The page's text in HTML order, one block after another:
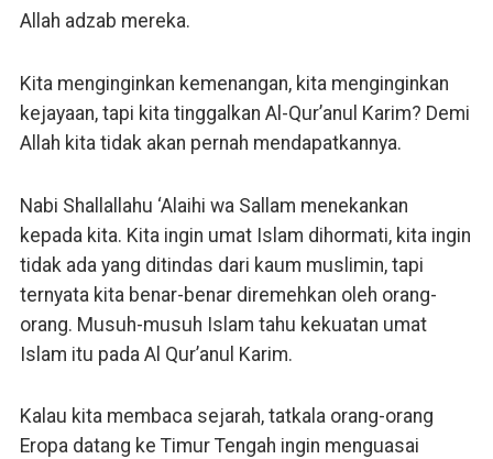
Allah adzab mereka.
Kita menginginkan kemenangan, kita menginginkan
kejayaan, tapi kita tinggalkan Al-Qur’anul Karim? Demi
Allah kita tidak akan pernah mendapatkannya.
Nabi Shallallahu ‘Alaihi wa Sallam menekankan
kepada kita. Kita ingin umat Islam dihormati, kita ingin
tidak ada yang ditindas dari kaum muslimin, tapi
ternyata kita benar-benar diremehkan oleh orang-
orang. Musuh-musuh Islam tahu kekuatan umat
Islam itu pada Al Qur’anul Karim.
Kalau kita membaca sejarah, tatkala orang-orang
Eropa datang ke Timur Tengah ingin menguasai